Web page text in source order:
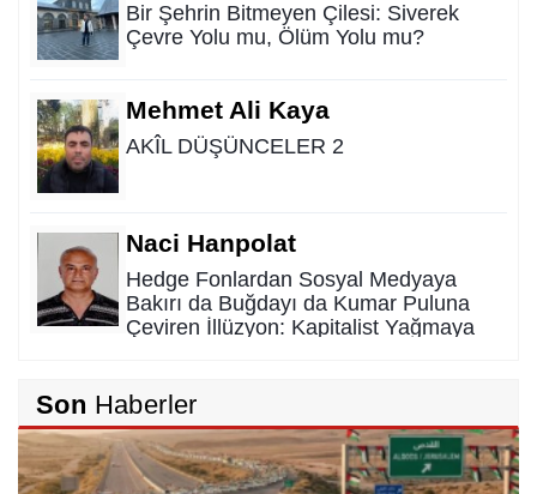
Bir Şehrin Bitmeyen Çilesi: Siverek
Çevre Yolu mu, Ölüm Yolu mu?
Mehmet Ali Kaya
AKÎL DÜŞÜNCELER 2
Naci Hanpolat
Hedge Fonlardan Sosyal Medyaya
Bakırı da Buğdayı da Kumar Puluna
Çeviren İllüzyon: Kapitalist Yağmaya
SAHİDEN ŞANLIURFA SAHİPSİZ Mİ?
Son Haberler